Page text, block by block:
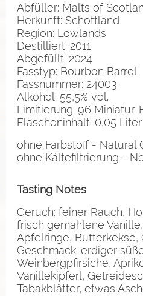
Abfüller: Malts of
Herkunft: Schottland
Region: Lowlands
Destilliert: 2011
Abgefüllt: 2024
Fasstyp: Bourbon Barrel
Fassnummer: 24003
Alkohol: 55,5% vol.
Limitierung: 96 Miniatur-
Flascheninhalt: 0,05 Liter
ohne Farbstoff - Natural
ohne Kältefiltrierung -
Tasting Notes
Geruch: feiner Rauch,
frisch gemahlene
Apfelringe, Butterkekse,
Geschmack: erdiger
Weinbergpfirsiche,
Vanillekipferl,
Tabakblätter, etwas